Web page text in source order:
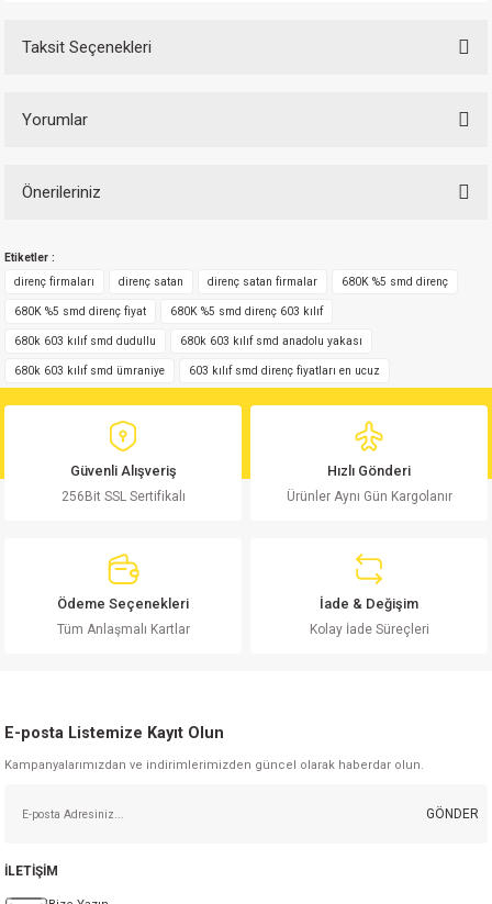
Taksit Seçenekleri
Yorumlar
Önerileriniz
yetersiz gördüğünüz noktaları öneri formunu kullanarak tarafımıza
iletebilirsiniz.
Görüş ve önerileriniz için teşekkür ederiz.
Ürün açıklamasında eksik bilgiler bulunuyor.
Ürün bilgilerinde hatalar bulunuyor.
Ürün fiyatı diğer sitelerden daha pahalı.
Bu ürüne benzer farklı alternatifler olmalı.
Etiketler :
direnç firmaları
direnç satan direnç satan firmalar 680K %5 smd direnç
680K %5 smd direnç fiyat 680K %5 smd direnç 603 kılıf
680k 603 kılıf smd dudullu 680k 603 kılıf smd anadolu yakası
680k 603 kılıf smd ümraniye 603 kılıf smd direnç fiyatları en ucuz
Güvenli Alışveriş
256Bit SSL Sertifikalı
Hızlı Gönderi
Ürünler Aynı Gün Kargolanır
Ödeme Seçenekleri
Tüm Anlaşmalı Kartlar
İade & Değişim
Kolay İade Süreçleri
E-posta Listemize Kayıt Olun
Kampanyalarımızdan ve indirimlerimizden güncel olarak haberdar olun.
GÖNDER
İLETİŞİM